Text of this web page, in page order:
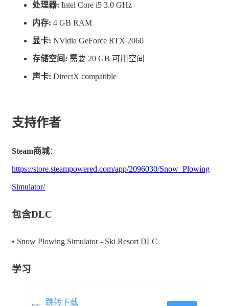
促进业务发展的了。
特点：
要通过的几十个不同级别，包括物业、停车场、小
巷、道路、
一个开放的世界，有一个小山城和多变的山地地
形，有许多狭窄而陡峭的山路，
处理器: Intel Core i5 3.0 GHz
内存: 4 GB RAM
显卡: NVidia GeForce RTX 2060
存储空间: 需要 20 GB 可用空间
声卡: DirectX compatible
支持作者
Steam商城：
https://store.steampowered.com/app/2096030/Snow_Plowing
Simulator/
包含DLC
• Snow Plowing Simulator - Ski Resort DLC
学习
跳转下载